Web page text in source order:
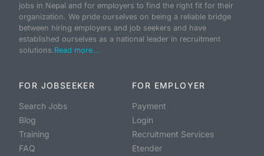
jobs in Nepal and for employers to find the right fit for their
organization. We pride ourselves on being a reliable bridge
between hiring employers and job seekers and have
established ourselves as a national leader in recruitment
solutions. Read more...
FOR JOBSEEKER
Search Jobs
Blog
Training
FAQ
FOR EMPLOYER
Payment
Login
Recruitment Services
Etender